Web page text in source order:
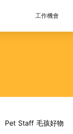
工作機會
Pet Staff 毛孩好物